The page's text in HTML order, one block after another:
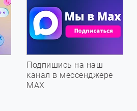
Подпишись на наш
канал в мессенджере
МАХ